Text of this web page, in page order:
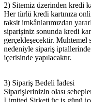
2) Sitemiz üzerinden kredi
Her türlü kredi kartınıza
taksit imkânlarımızdan
siparişiniz sonunda kredi
gerçekleşecektir. Muhtemel
nedeniyle sipariş
içerisinde yapılacaktır.
3) Sipariş Bedeli İadesi
Siparişlerinizin olası
Limited Şirketi üç iş günü